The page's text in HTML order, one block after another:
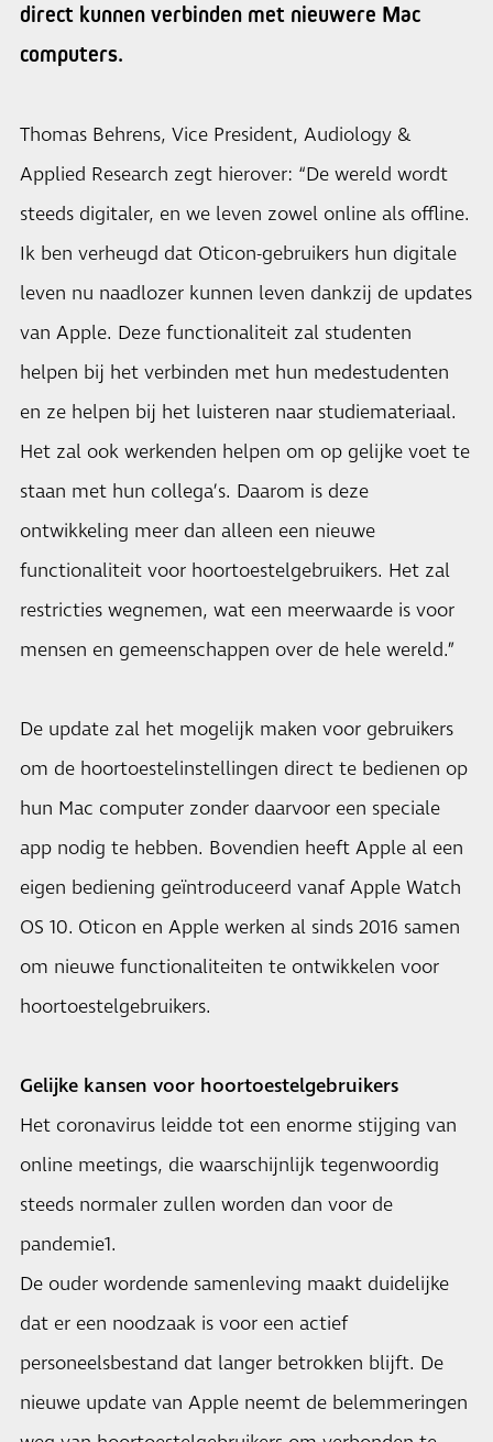
direct kunnen verbinden met nieuwere Mac
computers.
Thomas Behrens, Vice President, Audiology &
Applied Research zegt hierover: “De wereld wordt
steeds digitaler, en we leven zowel online als offline.
Ik ben verheugd dat Oticon-gebruikers hun digitale
leven nu naadlozer kunnen leven dankzij de updates
van Apple. Deze functionaliteit zal studenten
helpen bij het verbinden met hun medestudenten
en ze helpen bij het luisteren naar studiemateriaal.
Het zal ook werkenden helpen om op gelijke voet te
staan met hun collega’s. Daarom is deze
ontwikkeling meer dan alleen een nieuwe
functionaliteit voor hoortoestelgebruikers. Het zal
restricties wegnemen, wat een meerwaarde is voor
mensen en gemeenschappen over de hele wereld.”
De update zal het mogelijk maken voor gebruikers
om de hoortoestelinstellingen direct te bedienen op
hun Mac computer zonder daarvoor een speciale
app nodig te hebben. Bovendien heeft Apple al een
eigen bediening geïntroduceerd vanaf Apple Watch
OS 10. Oticon en Apple werken al sinds 2016 samen
om nieuwe functionaliteiten te ontwikkelen voor
hoortoestelgebruikers.
Gelijke kansen voor hoortoestelgebruikers
Het coronavirus leidde tot een enorme stijging van
online meetings, die waarschijnlijk tegenwoordig
steeds normaler zullen worden dan voor de
pandemie1.
De ouder wordende samenleving maakt duidelijke
dat er een noodzaak is voor een actief
personeelsbestand dat langer betrokken blijft. De
nieuwe update van Apple neemt de belemmeringen